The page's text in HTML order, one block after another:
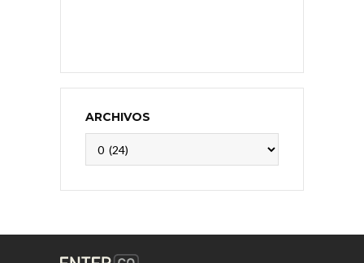
ARCHIVOS